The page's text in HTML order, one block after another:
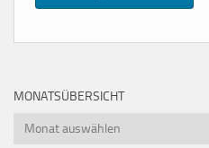
MONATSÜBERSICHT
Monatsübersicht